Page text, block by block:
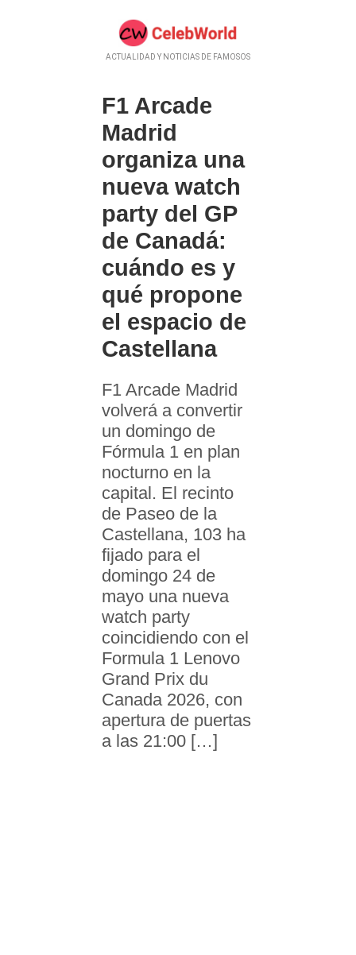
ACTUALIDAD Y NOTICIAS DE FAMOSOS
F1 Arcade
Madrid
organiza una
nueva watch
party del GP
de Canadá:
cuándo es y
qué propone
el espacio de
Castellana
F1 Arcade Madrid
volverá a convertir
un domingo de
Fórmula 1 en plan
nocturno en la
capital. El recinto
de Paseo de la
Castellana, 103 ha
fijado para el
domingo 24 de
mayo una nueva
watch party
coincidiendo con el
Formula 1 Lenovo
Grand Prix du
Canada 2026, con
apertura de puertas
a las 21:00 […]